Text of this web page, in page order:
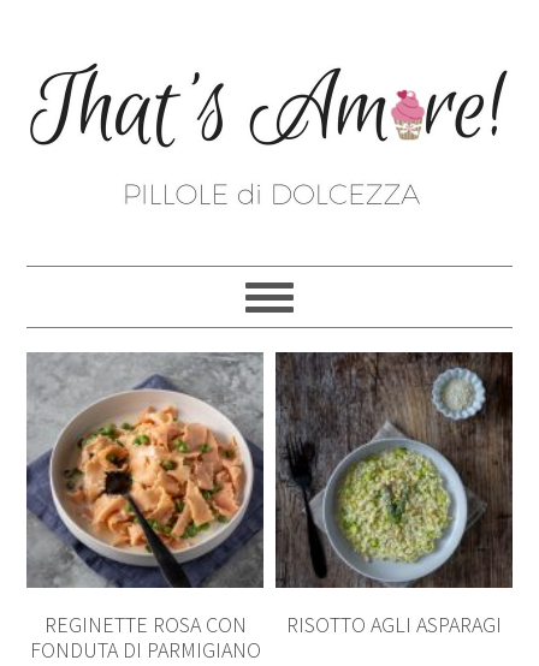
REGINETTE ROSA CON
FONDUTA DI PARMIGIANO
RISOTTO AGLI ASPARAGI